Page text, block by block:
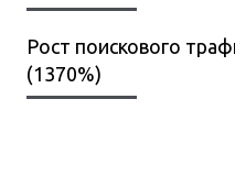
Рост поискового
(1370%)